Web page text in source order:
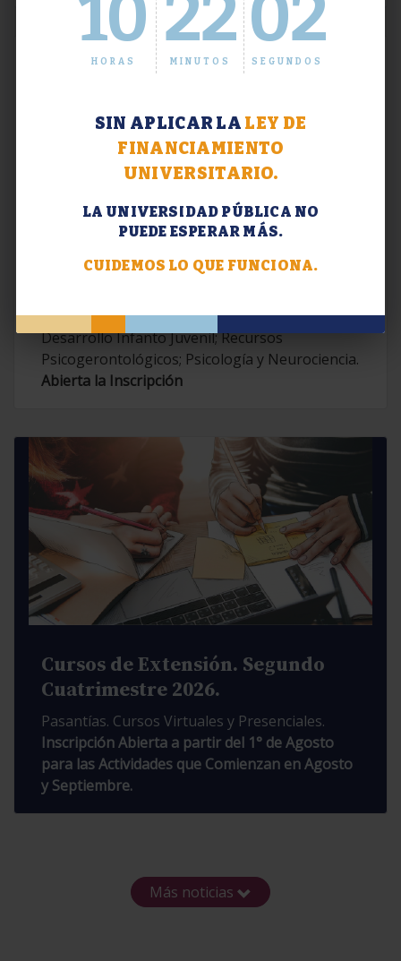
10
HORAS
22
MINUTOS
03
SEGUNDOS
SIN APLICAR LA LEY DE
FINANCIAMIENTO
UNIVERSITARIO.
LA UNIVERSIDAD PÚBLICA NO
PUEDE ESPERAR MÁS.
CUIDEMOS LO QUE FUNCIONA.
Extensión. Diplomaturas 2026.
Contemporáneas; Problemáticas en el
Desarrollo Infanto Juvenil; Recursos
Psicogerontológicos; Psicología y Neurociencia.
Abierta la Inscripción
Cursos de Extensión. Segundo
Cuatrimestre 2026.
Pasantías. Cursos Virtuales y Presenciales.
Inscripción Abierta a partir del 1° de Agosto
para las Actividades que Comienzan en Agosto
y Septiembre.
Más noticias